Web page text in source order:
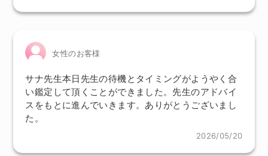
女性のお客様
サナ先生本日先生の待機とタイミングがようやく合
い鑑定して頂くことができました。先生のアドバイ
スをもとに進んでいきます。ありがとうございまし
た。
2026/05/20